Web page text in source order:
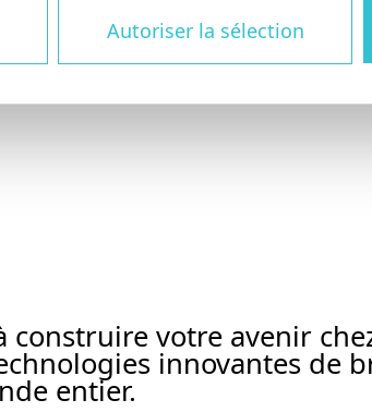
Autoriser la sélection
construire votre avenir
innovantes de
entier.